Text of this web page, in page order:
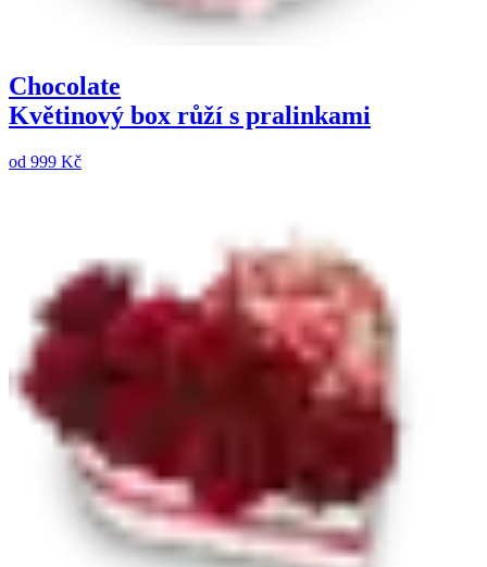
Chocolate
Květinový box růží s pralinkami
od 999 Kč